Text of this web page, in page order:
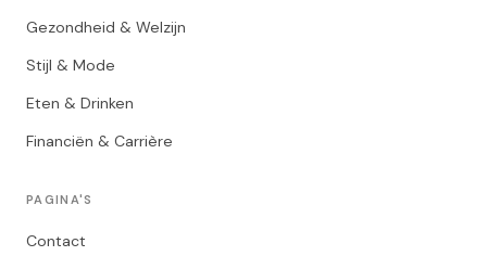
Gezondheid & Welzijn
Stijl & Mode
Eten & Drinken
Financiën & Carrière
PAGINA'S
Contact